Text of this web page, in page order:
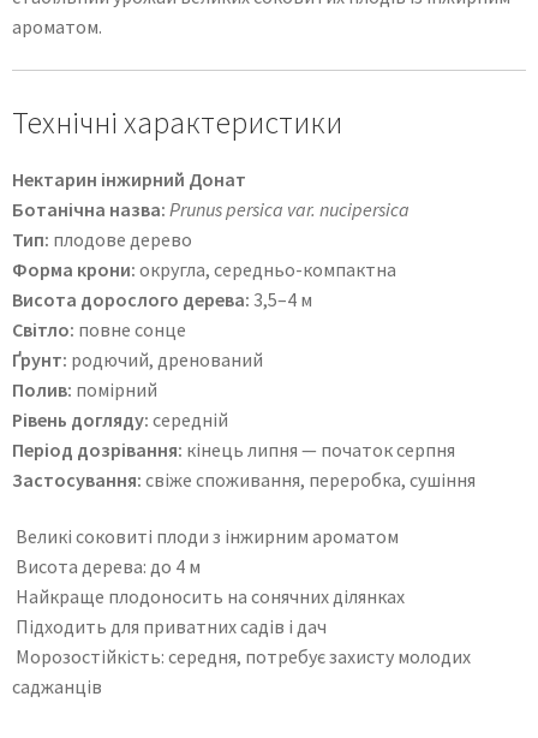
ароматом.
Технічні характеристики
Нектарин інжирний Донат
Ботанічна назва: Prunus persica var. nucipersica
Тип: плодове дерево
Форма крони: округла, середньо-компактна
Висота дорослого дерева: 3,5–4 м
Світло: повне сонце
Ґрунт: родючий, дренований
Полив: помірний
Рівень догляду: середній
Період дозрівання: кінець липня — початок серпня
Застосування: свіже споживання, переробка, сушіння
Великі соковиті плоди з інжирним ароматом
Висота дерева: до 4 м
Найкраще плодоносить на сонячних ділянках
Підходить для приватних садів і дач
Морозостійкість: середня, потребує захисту молодих
саджанців